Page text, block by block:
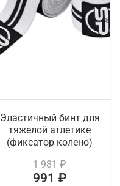
Эластичный бинт для
тяжелой атлетике
(фиксатор колено)
1 981 ₽
991 ₽